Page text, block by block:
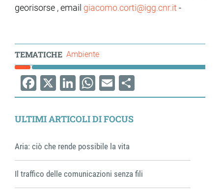
georisorse , email giacomo.corti@igg.cnr.it -
TEMATICHE Ambiente
Facebook
X LinkedIn
WhatsApp
EmailShare
ULTIMI ARTICOLI DI FOCUS
Aria: ciò che rende possibile la vita
Il traffico delle comunicazioni senza fili